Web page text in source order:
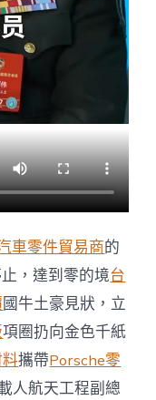
車零件貿易商的
，達到零的境台
國牛土豪見狀，立
項圈扔向金色千紙
攜帶Porsche零
人航天工程副總